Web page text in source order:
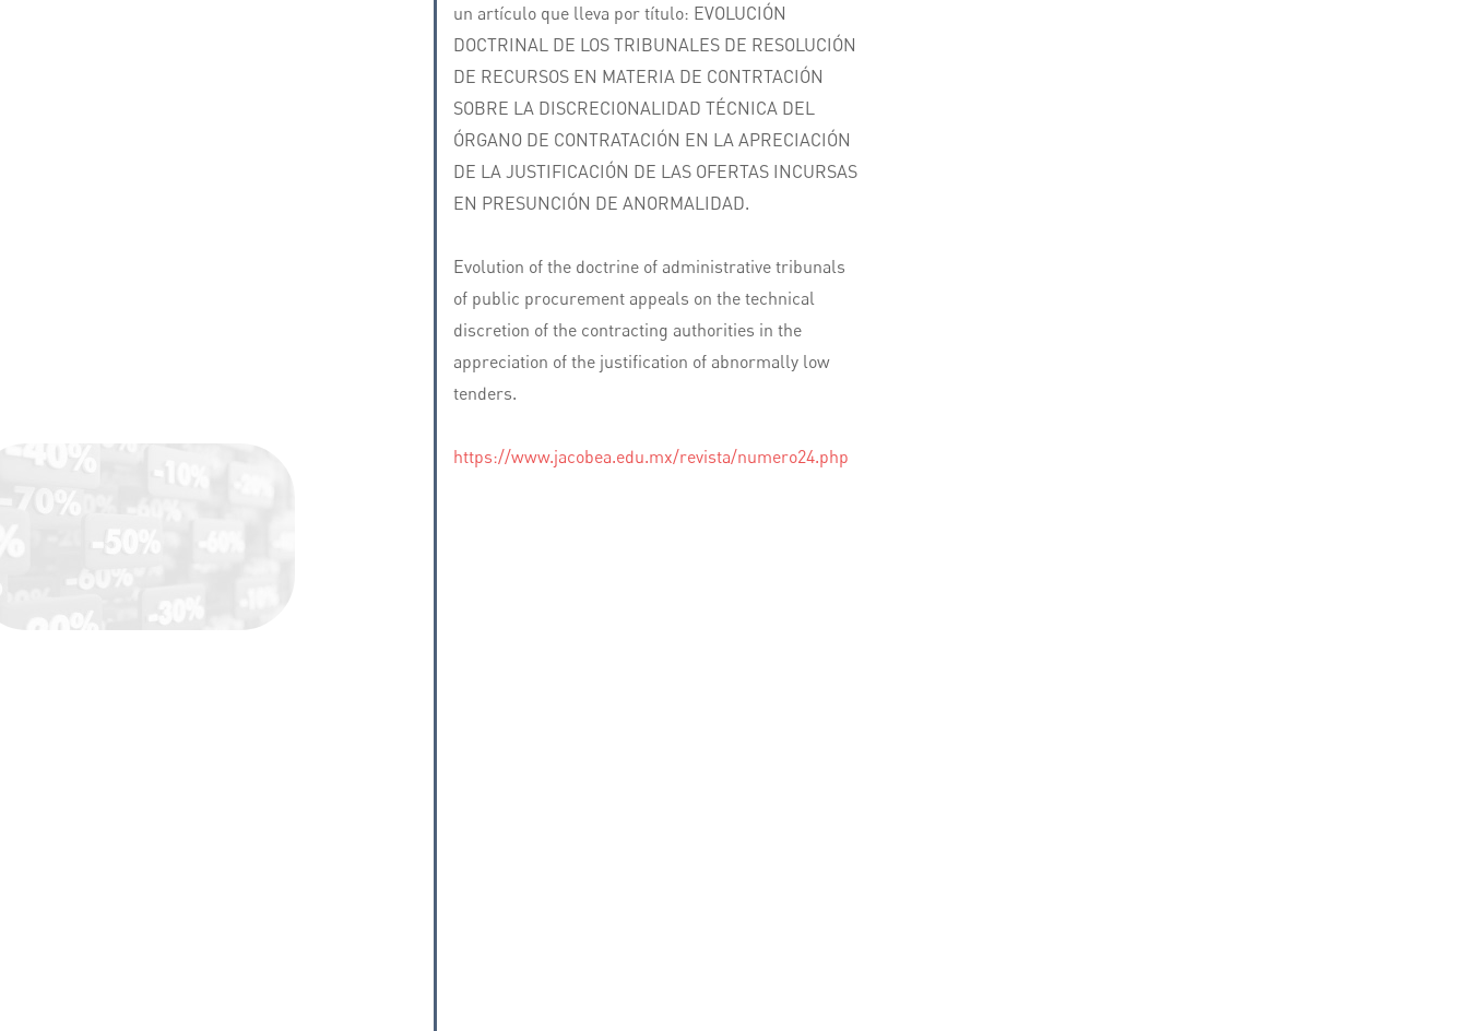
un artículo que lleva por título: EVOLUCIÓN
DOCTRINAL DE LOS TRIBUNALES DE RESOLUCIÓN
DE RECURSOS EN MATERIA DE CONTRTACIÓN
SOBRE LA DISCRECIONALIDAD TÉCNICA DEL
ÓRGANO DE CONTRATACIÓN EN LA APRECIACIÓN
DE LA JUSTIFICACIÓN DE LAS OFERTAS INCURSAS
EN PRESUNCIÓN DE ANORMALIDAD.
Evolution of the doctrine of administrative tribunals
of public procurement appeals on the technical
discretion of the contracting authorities in the
appreciation of the justification of abnormally low
tenders.
https://www.jacobea.edu.mx/revista/numero24.php